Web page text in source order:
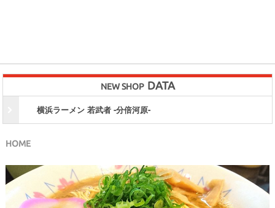
NEW SHOP DATA
横浜ラーメン 若武者 -分倍河原-
HOME